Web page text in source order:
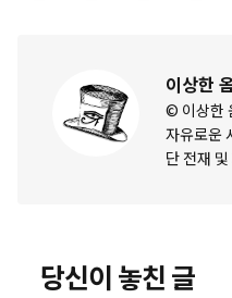
이상한
© 이상한
자유로운
단 전재
당신이 놓친 글